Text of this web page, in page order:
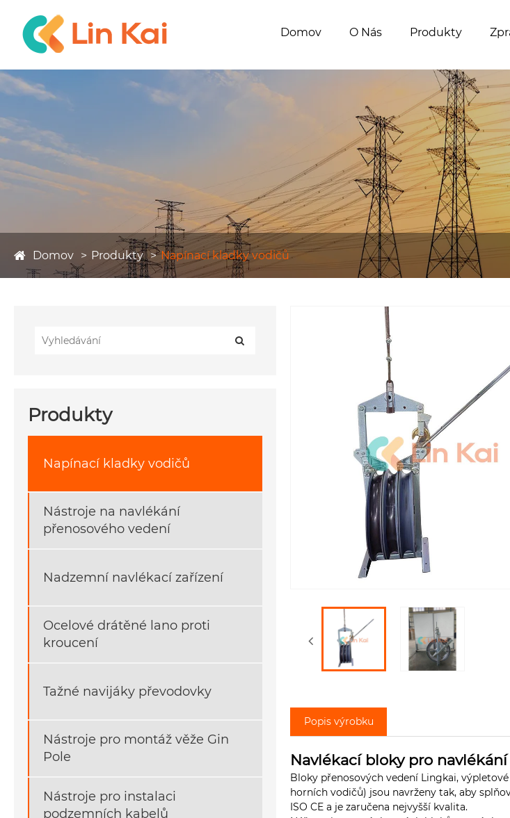
Domov O Nás Produkty
Domov Produkty Napínací kladky vodičů
Produkty
Napínací kladky vodičů
Nástroje na navlékání
přenosového vedení
Nadzemní navlékací zařízení
Ocelové drátěné lano proti
kroucení
Tažné navijáky převodovky
Nástroje pro montáž věže Gin
Pole
Nástroje pro instalaci
podzemních kabelů
Popis výrobku
Navlékací bloky pro
Bloky přenosových vedení Lingkai,
horních vodičů) jsou navrženy tak, aby
ISO CE a je zaručena nejvyšší kvalita.